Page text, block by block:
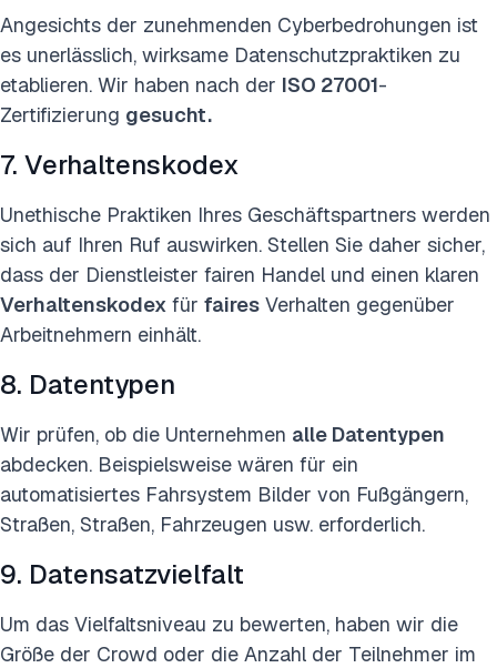
Angesichts der zunehmenden Cyberbedrohungen ist
es unerlässlich, wirksame Datenschutzpraktiken zu
etablieren. Wir haben nach der ISO 27001-
Zertifizierung gesucht.
7. Verhaltenskodex
Unethische Praktiken Ihres Geschäftspartners werden
sich auf Ihren Ruf auswirken. Stellen Sie daher sicher,
dass der Dienstleister fairen Handel und einen klaren
Verhaltenskodex für faires Verhalten gegenüber
Arbeitnehmern einhält.
8. Datentypen
Wir prüfen, ob die Unternehmen alle Datentypen
abdecken. Beispielsweise wären für ein
automatisiertes Fahrsystem Bilder von Fußgängern,
Straßen, Straßen, Fahrzeugen usw. erforderlich.
9. Datensatzvielfalt
Um das Vielfaltsniveau zu bewerten, haben wir die
Größe der Crowd oder die Anzahl der Teilnehmer im